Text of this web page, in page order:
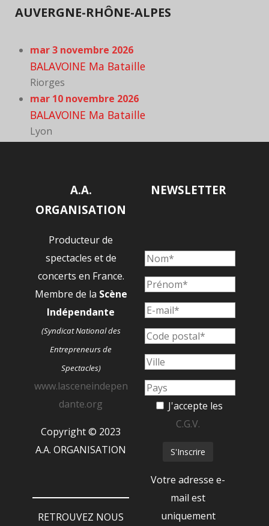
AUVERGNE-RHÔNE-ALPES
mar 3 novembre 2026
BALAVOINE Ma Bataille
Riorges
mar 10 novembre 2026
BALAVOINE Ma Bataille
Lyon
A.A.
ORGANISATION
Producteur de
spectacles et de
concerts en France.
Membre de la Scène
Indépendante
(Syndicat National des
Entrepreneurs de
Spectacles)
www.lasceneindepen
dante.org
Copyright © 2023
A.A. ORGANISATION
RETROUVEZ NOUS
NEWSLETTER
J'accepte les
C.G.V.
Votre adresse e-
mail est
uniquement